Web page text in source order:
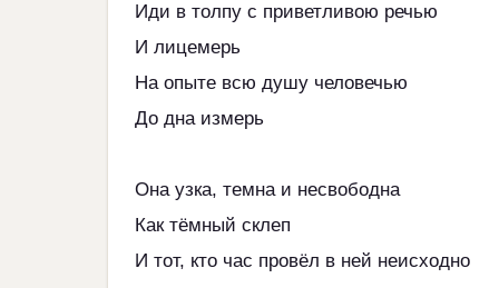
Иди в толпу с приветливою речью
И лицемерь
На опыте всю душу человечью
До дна измерь
Она узка, темна и несвободна
Как тёмный склеп
И тот, кто час провёл в ней неисходно